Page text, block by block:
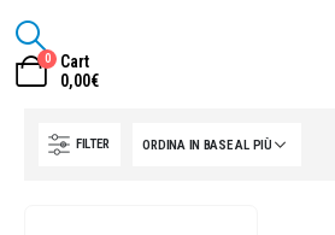
0
Cart
0,00€
FILTER